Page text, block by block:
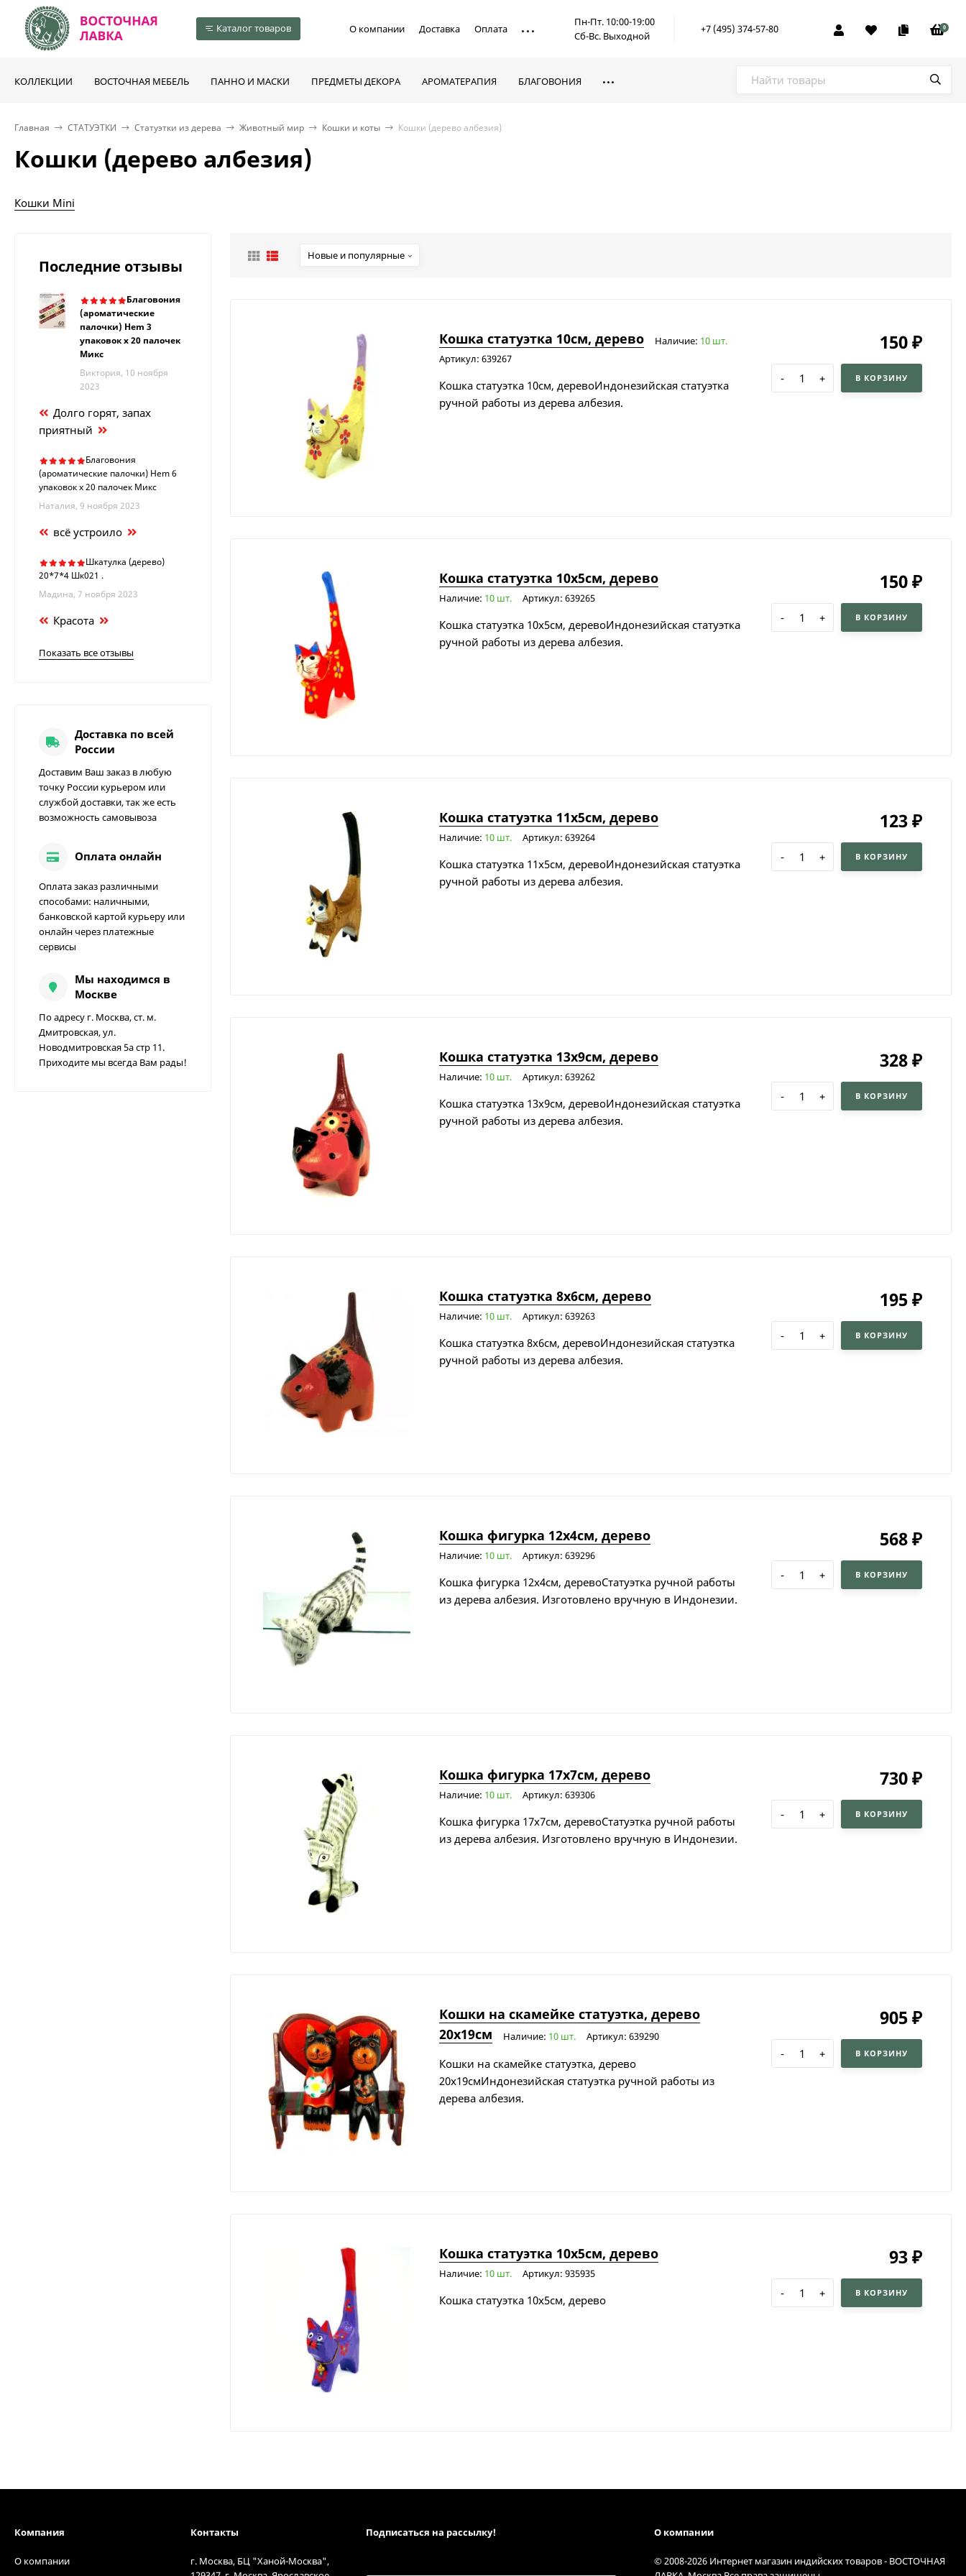
Каталог товаров О компании Доставка Оплата
Пн-Пт. 10:00-19:00
Сб-Вс. Выходной
+7 (495) 374-57-80 0
КОЛЛЕКЦИИ ВОСТОЧНАЯ МЕБЕЛЬ ПАННО И МАСКИ ПРЕДМЕТЫ ДЕКОРА АРОМАТЕРАПИЯ БЛАГОВОНИЯ
Главная СТАТУЭТКИ Статуэтки из дерева Животный мир Кошки и коты Кошки (дерево албезия)
Кошки (дерево албезия)
Кошки Mini
Новые и популярные
Кошка статуэтка 10см, дерево Наличие: 10 шт.
Артикул: 639267
Кошка статуэтка 10см, деревоИндонезийская статуэтка
ручной работы из дерева албезия.
150 ₽
- + В КОРЗИНУ
Кошка статуэтка 10х5см, дерево
Наличие: 10 шт. Артикул: 639265
Кошка статуэтка 10х5см, деревоИндонезийская статуэтка
ручной работы из дерева албезия.
150 ₽
- + В КОРЗИНУ
Кошка статуэтка 11х5см, дерево
Наличие: 10 шт. Артикул: 639264
Кошка статуэтка 11х5см, деревоИндонезийская статуэтка
ручной работы из дерева албезия.
123 ₽
- + В КОРЗИНУ
Кошка статуэтка 13х9см, дерево
Наличие: 10 шт. Артикул: 639262
Кошка статуэтка 13х9см, деревоИндонезийская статуэтка
ручной работы из дерева албезия.
328 ₽
- + В КОРЗИНУ
Кошка статуэтка 8х6см, дерево
Наличие: 10 шт. Артикул: 639263
Кошка статуэтка 8х6см, деревоИндонезийская статуэтка
ручной работы из дерева албезия.
195 ₽
- + В КОРЗИНУ
Кошка фигурка 12х4см, дерево
Наличие: 10 шт. Артикул: 639296
Кошка фигурка 12х4см, деревоСтатуэтка ручной работы
из дерева албезия. Изготовлено вручную в Индонезии.
568 ₽
- + В КОРЗИНУ
Кошка фигурка 17х7см, дерево
Наличие: 10 шт. Артикул: 639306
Кошка фигурка 17х7см, деревоСтатуэтка ручной работы
из дерева албезия. Изготовлено вручную в Индонезии.
730 ₽
- + В КОРЗИНУ
Кошки на скамейке статуэтка, дерево
20х19см
Наличие: 10 шт. Артикул: 639290
Кошки на скамейке статуэтка, дерево
20х19смИндонезийская статуэтка ручной работы из
дерева албезия.
905 ₽
- + В КОРЗИНУ
Кошка статуэтка 10х5см, дерево
Наличие: 10 шт. Артикул: 935935
Кошка статуэтка 10х5см, дерево
93 ₽
- + В КОРЗИНУ
Последние отзывы
Благовония
(ароматические
палочки) Hem 3
упаковок х 20 палочек
Микс
Виктория, 10 ноября
2023
Долго горят, запах
приятный
Благовония
(ароматические палочки) Hem 6
упаковок х 20 палочек Микс
Наталия, 9 ноября 2023
всё устроило
Шкатулка (дерево)
20*7*4 Шк021 .
Мадина, 7 ноября 2023
Красота
Показать все отзывы
Доставка по всей
России
Доставим Ваш заказ в любую
точку России курьером или
службой доставки, так же есть
возможность самовывоза
Оплата онлайн
Оплата заказ различными
способами: наличными,
банковской картой курьеру или
онлайн через платежные
сервисы
Мы находимся в
Москве
По адресу г. Москва, ст. м.
Дмитровская, ул.
Новодмитровская 5а стр 11.
Приходите мы всегда Вам рады!
Компания
О компании
Контакты
г. Москва, БЦ "Ханой-Москва",
Подписаться на рассылкy! О компании
© 2008-2026 Интернет магазин индийских товаров - ВОСТОЧНАЯ